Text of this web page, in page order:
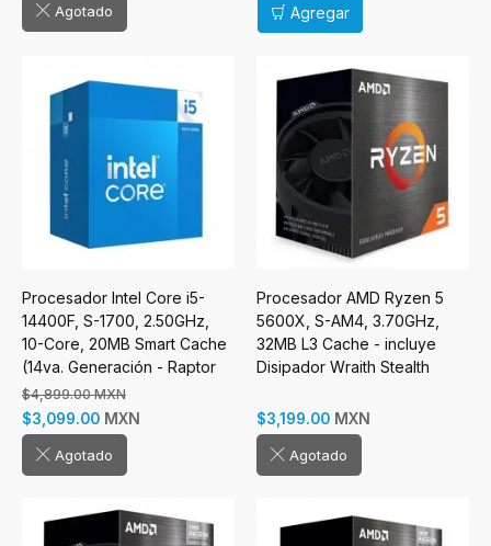
Agotado Agregar
Procesador Intel Core i5-
14400F, S-1700, 2.50GHz,
10-Core, 20MB Smart Cache
(14va. Generación - Raptor
Lake)
$4,899.00 MXN
$3,099.00 MXN
Agotado
Procesador AMD Ryzen 5
5600X, S-AM4, 3.70GHz,
32MB L3 Cache - incluye
Disipador Wraith Stealth
$3,199.00 MXN
Agotado